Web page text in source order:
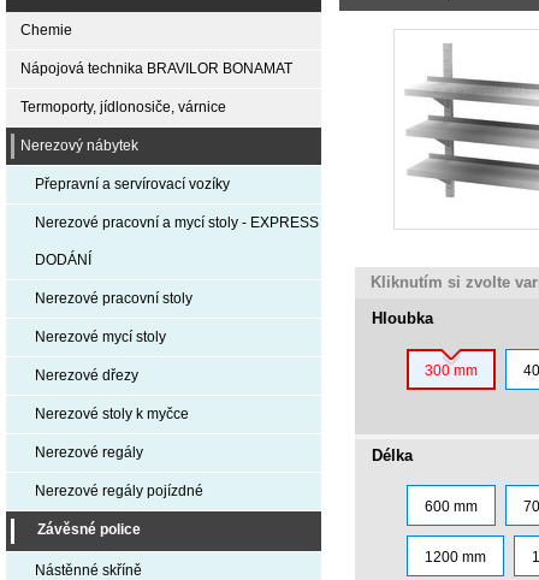
Kliknutím si zvolte
Hloubka
300 mm
Délka
600 mm
1200 mm
Chemie
Nápojová technika BRAVILOR BONAMAT
Termoporty, jídlonosiče, várnice
Nerezový nábytek
Přepravní a servírovací vozíky
Nerezové pracovní a mycí stoly - EXPRESS
DODÁNÍ
Nerezové pracovní stoly
Nerezové mycí stoly
Nerezové dřezy
Nerezové stoly k myčce
Nerezové regály
Nerezové regály pojízdné
Závěsné police
Nástěnné skříně